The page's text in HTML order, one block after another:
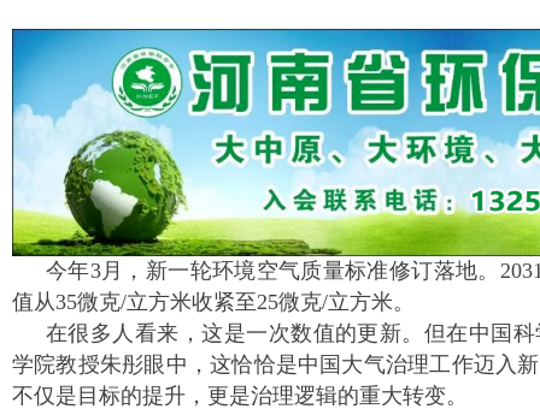
今年3月，新一轮环境空气质量标准修订落地。
值从35微克/立方米收紧至25微克/立方米。
在很多人看来，这是一次数值的更新。但在中国
学院教授朱彤眼中，这恰恰是中国大气治理工作迈入
不仅是目标的提升，更是治理逻辑的重大转变。